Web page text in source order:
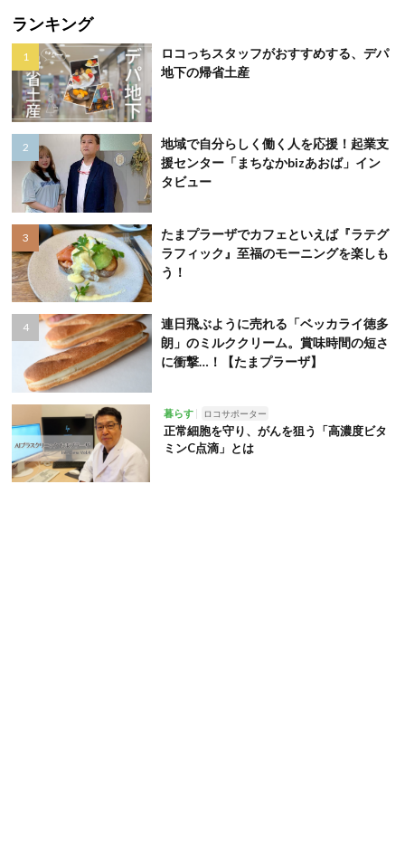
ランキング
ロコっちスタッフがおすすめする、デパ
地下の帰省土産
地域で自分らしく働く人を応援！起業支
援センター「まちなかbizあおば」イン
タビュー
たまプラーザでカフェといえば『ラテグ
ラフィック』至福のモーニングを楽しも
う！
連日飛ぶように売れる「ベッカライ徳多
朗」のミルククリーム。賞味時間の短さ
に衝撃…！【たまプラーザ】
暮らす ロコサポーター
正常細胞を守り、がんを狙う「高濃度ビタ
ミンC点滴」とは